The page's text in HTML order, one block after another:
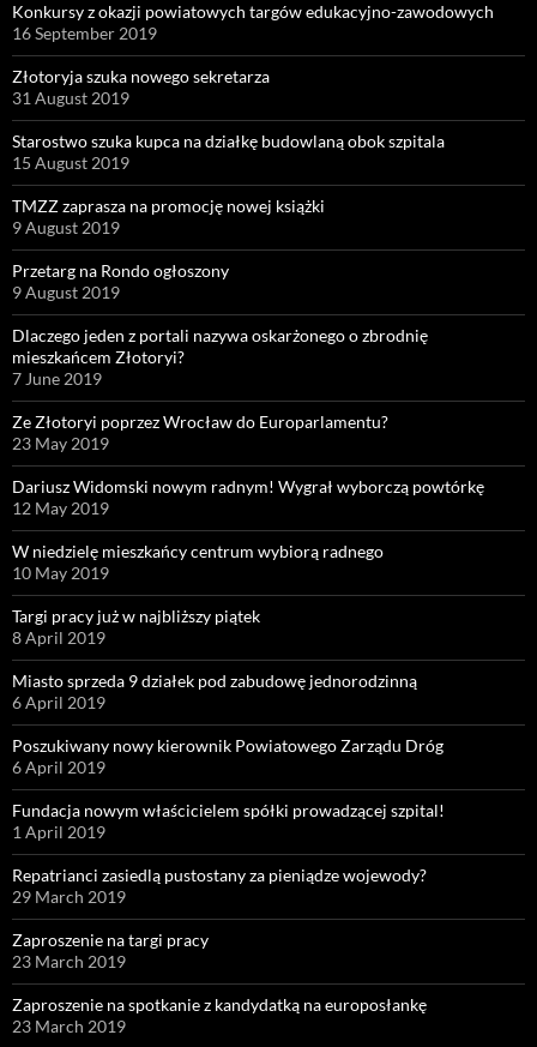
Konkursy z okazji powiatowych targów edukacyjno-zawodowych
16 September 2019
Złotoryja szuka nowego sekretarza
31 August 2019
Starostwo szuka kupca na działkę budowlaną obok szpitala
15 August 2019
TMZZ zaprasza na promocję nowej książki
9 August 2019
Przetarg na Rondo ogłoszony
9 August 2019
Dlaczego jeden z portali nazywa oskarżonego o zbrodnię
mieszkańcem Złotoryi?
7 June 2019
Ze Złotoryi poprzez Wrocław do Europarlamentu?
23 May 2019
Dariusz Widomski nowym radnym! Wygrał wyborczą powtórkę
12 May 2019
W niedzielę mieszkańcy centrum wybiorą radnego
10 May 2019
Targi pracy już w najbliższy piątek
8 April 2019
Miasto sprzeda 9 działek pod zabudowę jednorodzinną
6 April 2019
Poszukiwany nowy kierownik Powiatowego Zarządu Dróg
6 April 2019
Fundacja nowym właścicielem spółki prowadzącej szpital!
1 April 2019
Repatrianci zasiedlą pustostany za pieniądze wojewody?
29 March 2019
Zaproszenie na targi pracy
23 March 2019
Zaproszenie na spotkanie z kandydatką na europosłankę
23 March 2019